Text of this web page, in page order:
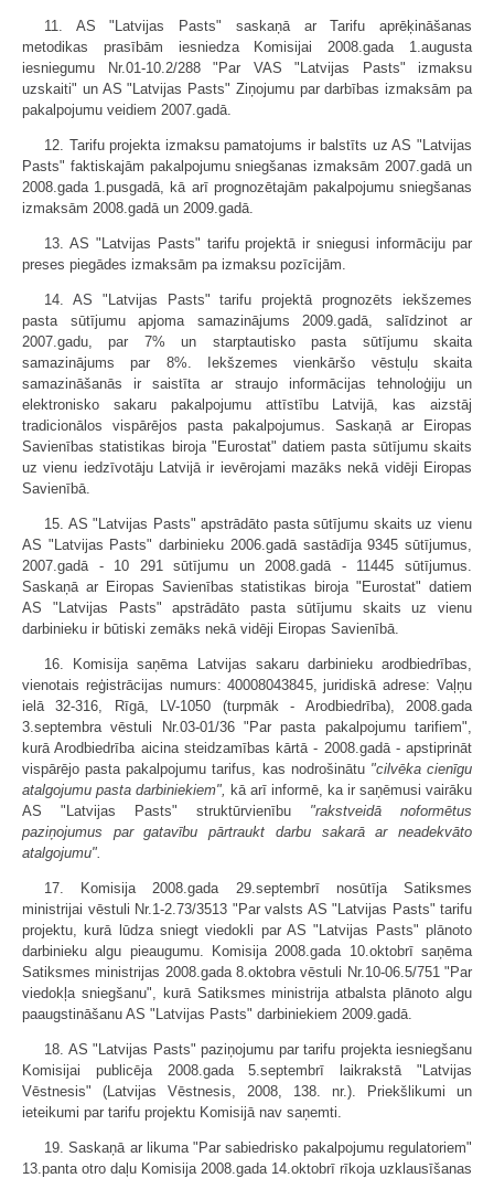
11. AS "Latvijas Pasts" saskaņā ar Tarifu aprēķināšanas
metodikas prasībām iesniedza Komisijai 2008.gada 1.augusta
iesniegumu Nr.01-10.2/288 "Par VAS "Latvijas Pasts" izmaksu
uzskaiti" un AS "Latvijas Pasts" Ziņojumu par darbības izmaksām pa
pakalpojumu veidiem 2007.gadā.
12. Tarifu projekta izmaksu pamatojums ir balstīts uz AS "Latvijas
Pasts" faktiskajām pakalpojumu sniegšanas izmaksām 2007.gadā un
2008.gada 1.pusgadā, kā arī prognozētajām pakalpojumu sniegšanas
izmaksām 2008.gadā un 2009.gadā.
13. AS "Latvijas Pasts" tarifu projektā ir sniegusi informāciju par
preses piegādes izmaksām pa izmaksu pozīcijām.
14. AS "Latvijas Pasts" tarifu projektā prognozēts iekšzemes
pasta sūtījumu apjoma samazinājums 2009.gadā, salīdzinot ar
2007.gadu, par 7% un starptautisko pasta sūtījumu skaita
samazinājums par 8%. Iekšzemes vienkāršo vēstuļu skaita
samazināšanās ir saistīta ar straujo informācijas tehnoloģiju un
elektronisko sakaru pakalpojumu attīstību Latvijā, kas aizstāj
tradicionālos vispārējos pasta pakalpojumus. Saskaņā ar Eiropas
Savienības statistikas biroja "Eurostat" datiem pasta sūtījumu skaits
uz vienu iedzīvotāju Latvijā ir ievērojami mazāks nekā vidēji Eiropas
Savienībā.
15. AS "Latvijas Pasts" apstrādāto pasta sūtījumu skaits uz vienu
AS "Latvijas Pasts" darbinieku 2006.gadā sastādīja 9345 sūtījumus,
2007.gadā - 10 291 sūtījumu un 2008.gadā - 11445 sūtījumus.
Saskaņā ar Eiropas Savienības statistikas biroja "Eurostat" datiem
AS "Latvijas Pasts" apstrādāto pasta sūtījumu skaits uz vienu
darbinieku ir būtiski zemāks nekā vidēji Eiropas Savienībā.
16. Komisija saņēma Latvijas sakaru darbinieku arodbiedrības,
vienotais reģistrācijas numurs: 40008043845, juridiskā adrese: Vaļņu
ielā 32-316, Rīgā, LV-1050 (turpmāk - Arodbiedrība), 2008.gada
3.septembra vēstuli Nr.03-01/36 "Par pasta pakalpojumu tarifiem",
kurā Arodbiedrība aicina steidzamības kārtā - 2008.gadā - apstiprināt
vispārējo pasta pakalpojumu tarifus, kas nodrošinātu "cilvēka cienīgu
atalgojumu pasta darbiniekiem", kā arī informē, ka ir saņēmusi vairāku
AS "Latvijas Pasts" struktūrvienību "rakstveidā noformētus
paziņojumus par gatavību pārtraukt darbu sakarā ar neadekvāto
atalgojumu".
17. Komisija 2008.gada 29.septembrī nosūtīja Satiksmes
ministrijai vēstuli Nr.1-2.73/3513 "Par valsts AS "Latvijas Pasts" tarifu
projektu, kurā lūdza sniegt viedokli par AS "Latvijas Pasts" plānoto
darbinieku algu pieaugumu. Komisija 2008.gada 10.oktobrī saņēma
Satiksmes ministrijas 2008.gada 8.oktobra vēstuli Nr.10-06.5/751 "Par
viedokļa sniegšanu", kurā Satiksmes ministrija atbalsta plānoto algu
paaugstināšanu AS "Latvijas Pasts" darbiniekiem 2009.gadā.
18. AS "Latvijas Pasts" paziņojumu par tarifu projekta iesniegšanu
Komisijai publicēja 2008.gada 5.septembrī laikrakstā "Latvijas
Vēstnesis" (Latvijas Vēstnesis, 2008, 138. nr.). Priekšlikumi un
ieteikumi par tarifu projektu Komisijā nav saņemti.
19. Saskaņā ar likuma "Par sabiedrisko pakalpojumu regulatoriem"
13.panta otro daļu Komisija 2008.gada 14.oktobrī rīkoja uzklausīšanas